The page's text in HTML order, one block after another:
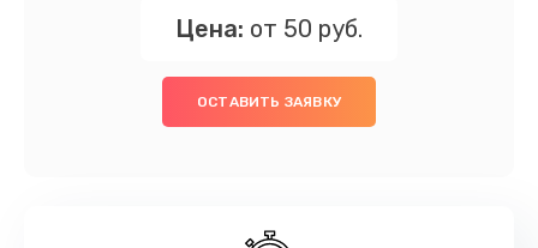
Цена: от 50 руб.
ОСТАВИТЬ ЗАЯВКУ